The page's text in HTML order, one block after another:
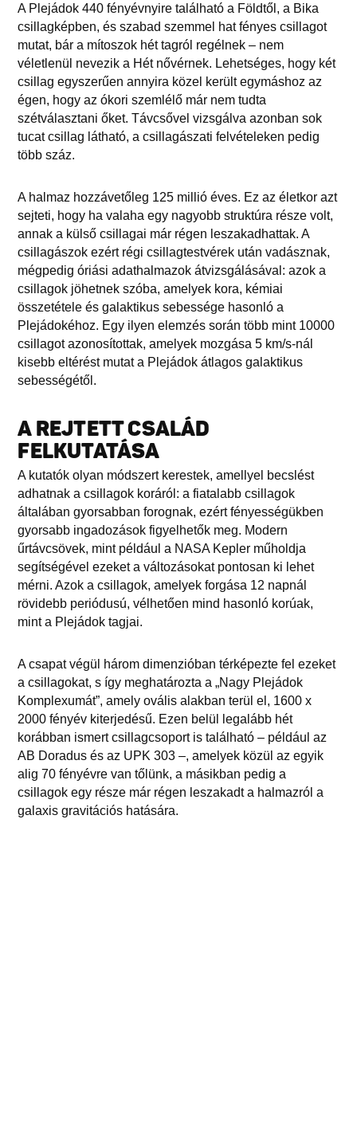
A Plejádok 440 fényévnyire található a Földtől, a Bika
csillagképben, és szabad szemmel hat fényes csillagot
mutat, bár a mítoszok hét tagról regélnek – nem
véletlenül nevezik a Hét nővérnek. Lehetséges, hogy két
csillag egyszerűen annyira közel került egymáshoz az
égen, hogy az ókori szemlélő már nem tudta
szétválasztani őket. Távcsővel vizsgálva azonban sok
tucat csillag látható, a csillagászati felvételeken pedig
több száz.
A halmaz hozzávetőleg 125 millió éves. Ez az életkor azt
sejteti, hogy ha valaha egy nagyobb struktúra része volt,
annak a külső csillagai már régen leszakadhattak. A
csillagászok ezért régi csillagtestvérek után vadásznak,
mégpedig óriási adathalmazok átvizsgálásával: azok a
csillagok jöhetnek szóba, amelyek kora, kémiai
összetétele és galaktikus sebessége hasonló a
Plejádokéhoz. Egy ilyen elemzés során több mint 10000
csillagot azonosítottak, amelyek mozgása 5 km/s-nál
kisebb eltérést mutat a Plejádok átlagos galaktikus
sebességétől.
A REJTETT CSALÁD
FELKUTATÁSA
A kutatók olyan módszert kerestek, amellyel becslést
adhatnak a csillagok koráról: a fiatalabb csillagok
általában gyorsabban forognak, ezért fényességükben
gyorsabb ingadozások figyelhetők meg. Modern
űrtávcsövek, mint például a NASA Kepler műholdja
segítségével ezeket a változásokat pontosan ki lehet
mérni. Azok a csillagok, amelyek forgása 12 napnál
rövidebb periódusú, vélhetően mind hasonló korúak,
mint a Plejádok tagjai.
A csapat végül három dimenzióban térképezte fel ezeket
a csillagokat, s így meghatározta a „Nagy Plejádok
Komplexumát”, amely ovális alakban terül el, 1600 x
2000 fényév kiterjedésű. Ezen belül legalább hét
korábban ismert csillagcsoport is található – például az
AB Doradus és az UPK 303 –, amelyek közül az egyik
alig 70 fényévre van tőlünk, a másikban pedig a
csillagok egy része már régen leszakadt a halmazról a
galaxis gravitációs hatására.